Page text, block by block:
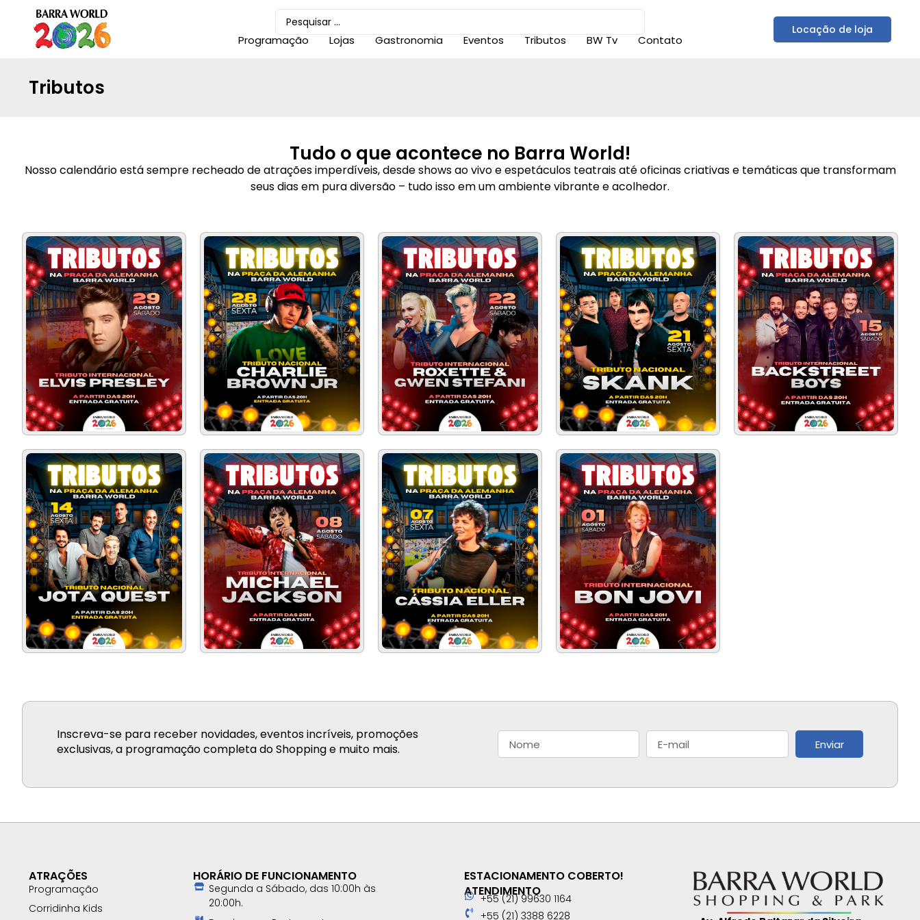
Programação Lojas Gastronomia Eventos Tributos BW Tv Contato
Locação de loja
Tributos
Tudo o que acontece no Barra World!
Nosso calendário está sempre recheado de atrações imperdíveis, desde shows ao vivo e espetáculos teatrais até oficinas criativas e temáticas que transformam
seus dias em pura diversão – tudo isso em um ambiente vibrante e acolhedor.
Inscreva-se para receber novidades, eventos incríveis, promoções
exclusivas, a programação completa do Shopping e muito mais.
Enviar
ATRAÇÕES
Programação
Corridinha Kids
HORÁRIO DE FUNCIONAMENTO
Segunda a Sábado, das 10:00h às
20:00h.
ESTACIONAMENTO COBERTO!
ATENDIMENTO
+55 (21) 99630 1164
+55 (21) 3388 6228